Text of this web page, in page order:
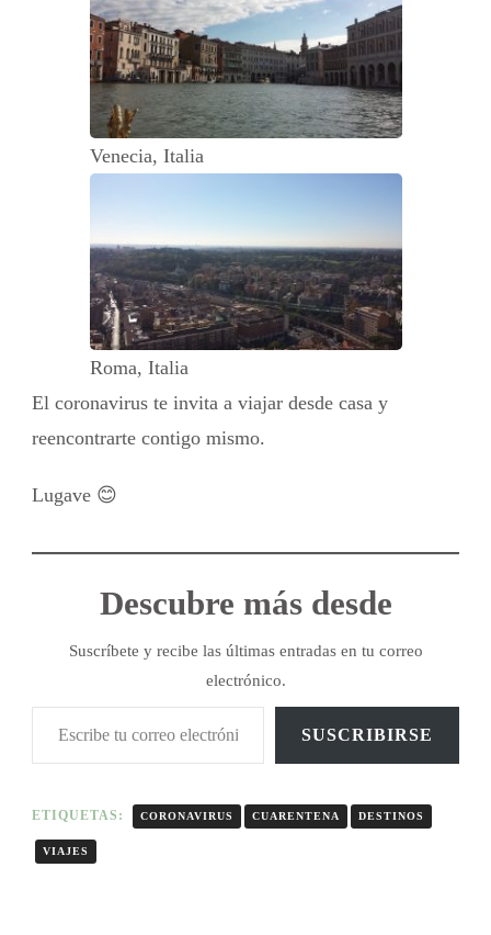
Venecia, Italia
Roma, Italia
El coronavirus te invita a viajar desde casa y
reencontrarte contigo mismo.
Lugave 😊
Descubre más desde
Suscríbete y recibe las últimas entradas en tu correo
electrónico.
SUSCRIBIRSE
ETIQUETAS: CORONAVIRUS CUARENTENA DESTINOS
VIAJES